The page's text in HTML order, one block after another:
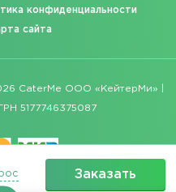
Заказать
конфиденциальности
сайта
CaterMe ООО «КейтерМи» |
5177746375087